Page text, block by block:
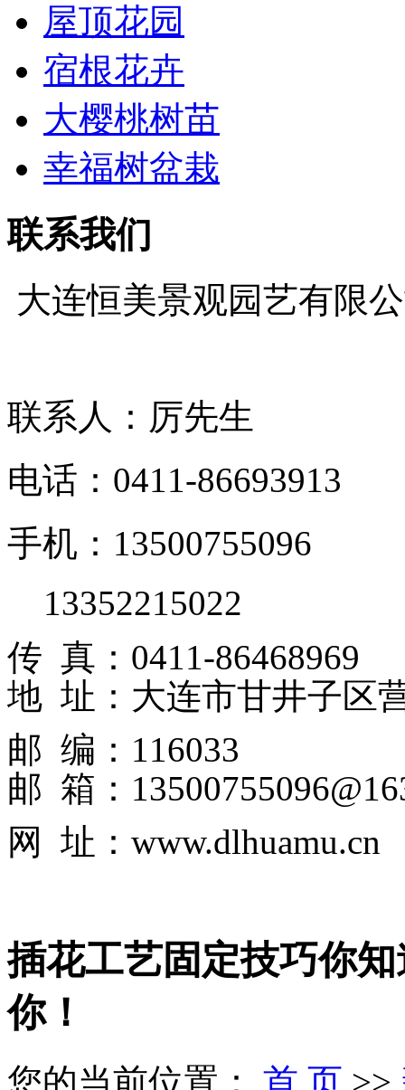
屋顶花园
宿根花卉
大樱桃树苗
幸福树盆栽
联系我们
大连恒美景观园艺有限
联系人：厉先生
电话：0411-86693913
手机：13500755096
13352215022
传 真：0411-86468969
地 址：大连市甘井子区
邮 编：116033
邮 箱：
网 址：www.dlhuamu.cn
插花工艺固定技巧你
你！
您的当前位置： 首 页 >>